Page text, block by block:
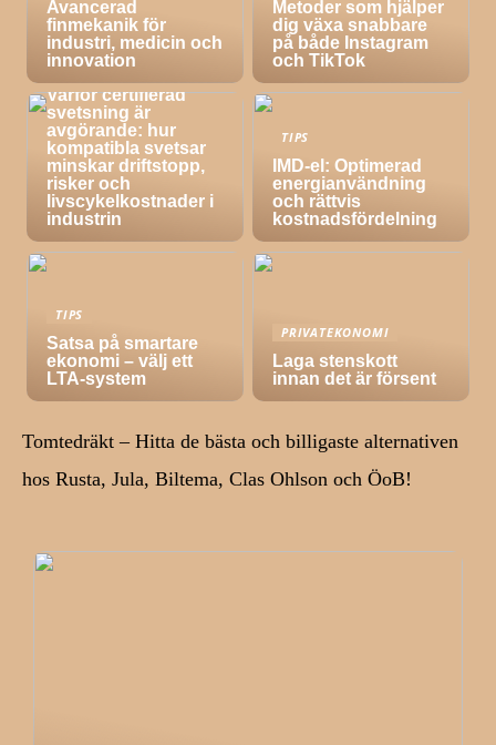
Avancerad
finmekanik för
industri, medicin och
innovation
Metoder som hjälper
dig växa snabbare
på både Instagram
och TikTok
TIPS
Varför certifierad
svetsning är
avgörande: hur
kompatibla svetsar
minskar driftstopp,
risker och
livscykelkostnader i
industrin
TIPS
IMD-el: Optimerad
energianvändning
och rättvis
kostnadsfördelning
TIPS
Satsa på smartare
ekonomi – välj ett
LTA-system
PRIVATEKONOMI
Laga stenskott
innan det är försent
Tomtedräkt – Hitta de bästa och billigaste alternativen
hos Rusta, Jula, Biltema, Clas Ohlson och ÖoB!